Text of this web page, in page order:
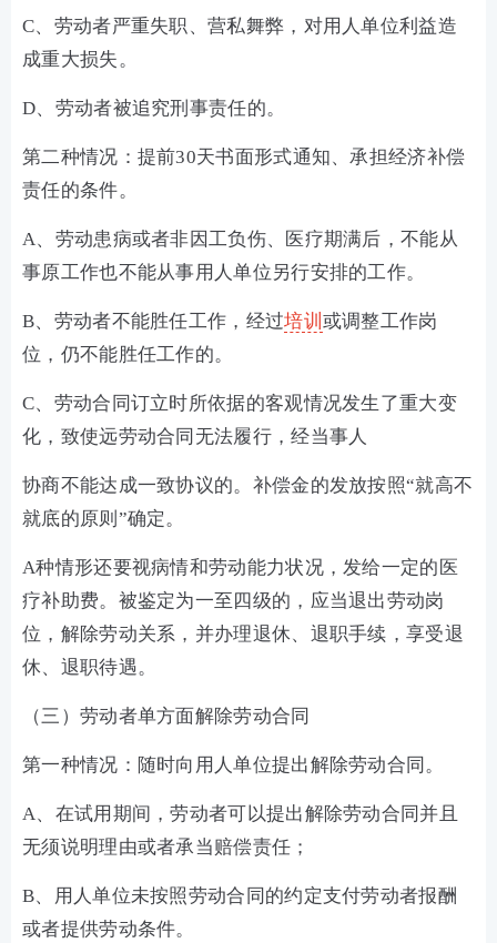
C、劳动者严重失职、营私舞弊，对用人单位利益造
成重大损失。
D、劳动者被追究刑事责任的。
第二种情况：提前30天书面形式通知、承担经济补偿
责任的条件。
A、劳动患病或者非因工负伤、医疗期满后，不能从
事原工作也不能从事用人单位另行安排的工作。
B、劳动者不能胜任工作，经过培训 或调整工作岗
位，仍不能胜任工作的。
C、劳动合同订立时所依据的客观情况发生了重大变
化，致使远劳动合同无法履行，经当事人
协商不能达成一致协议的。补偿金的发放按照“就高不
就底的原则”确定。
A种情形还要视病情和劳动能力状况，发给一定的医
疗补助费。被鉴定为一至四级的，应当退出劳动岗
位，解除劳动关系，并办理退休、退职手续，享受退
休、退职待遇。
（三）劳动者单方面解除劳动合同
第一种情况：随时向用人单位提出解除劳动合同。
A、在试用期间，劳动者可以提出解除劳动合同并且
无须说明理由或者承当赔偿责任；
B、用人单位未按照劳动合同的约定支付劳动者报酬
或者提供劳动条件。